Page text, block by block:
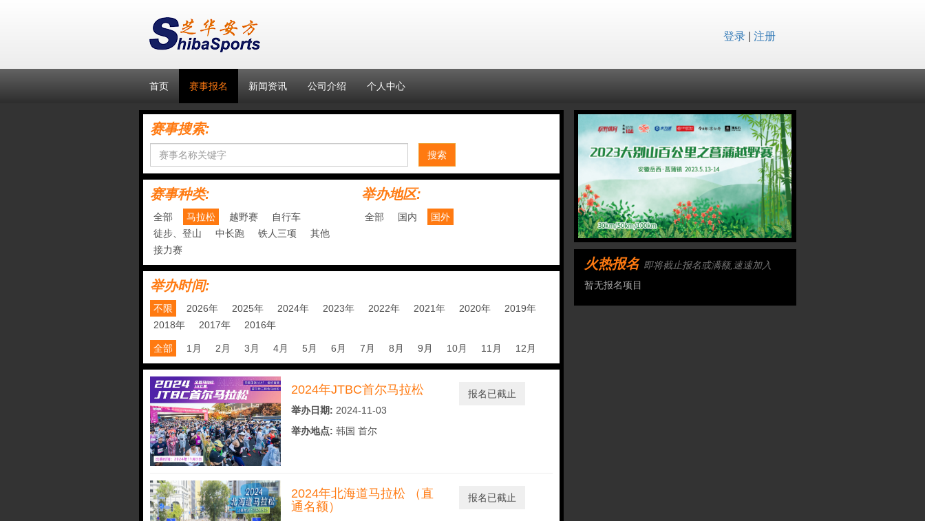
登录| 注册
首页 赛事报名 新闻资讯 公司介绍 个人中心
赛事搜索:
搜索
赛事种类:
全部 马拉松 越野赛
自行车
徒步、登山
中长跑 铁人三项
其他
接力赛
举办地区:
全部 国内 国外
举办时间:
不限 2026年 2025年 2024年 2023年 2022年 2021年 2020年
2019年
2018年
2017年 2016年
全部 1月 2月 3月 4月 5月 6月 7月 8月 9月 10月 11月 12月
2024年JTBC首尔马拉松
举办日期: 2024-11-03
举办地点: 韩国 首尔
报名已截止
2024年北海道马拉松 （直
通名额）
报名已截止
火热报名 即将截止报名或满额,速速加入
暂无报名项目